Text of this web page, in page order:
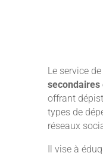
Le service
secondaires
offrant
types de
réseaux
Il vise à